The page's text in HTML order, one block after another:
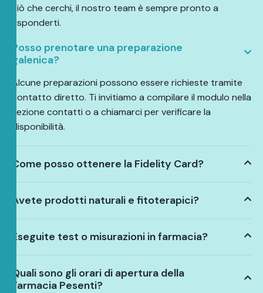
ciò che cerchi, il nostro team è sempre pronto a
risponderti.
Posso prenotare una preparazione
galenica?
Alcune preparazioni possono essere richieste tramite
contatto diretto. Ti invitiamo a compilare il modulo nella
sezione contatti o a chiamarci per verificare la
disponibilità.
Come posso ottenere la Fidelity Card?
Avete prodotti naturali e fitoterapici?
Eseguite test o misurazioni in farmacia?
Quali sono gli orari di apertura della
Farmacia Pesenti?